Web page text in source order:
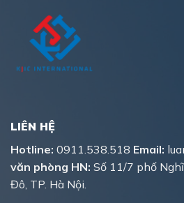
LIÊN HỆ
Hotline: 0911.538.518 Email:
văn phòng HN: Số 11/7 phố
Đô, TP. Hà Nội.